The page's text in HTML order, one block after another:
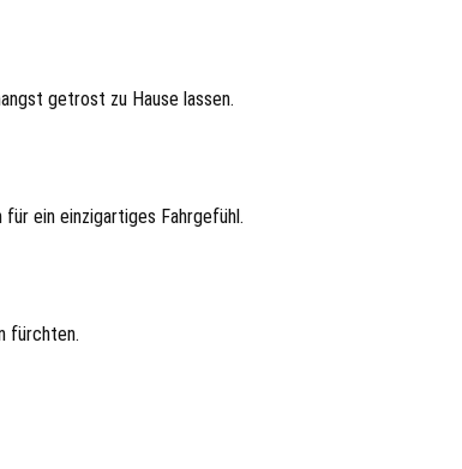
getrost zu Hause lassen.
ein einzigartiges Fahrgefühl.
fürchten.